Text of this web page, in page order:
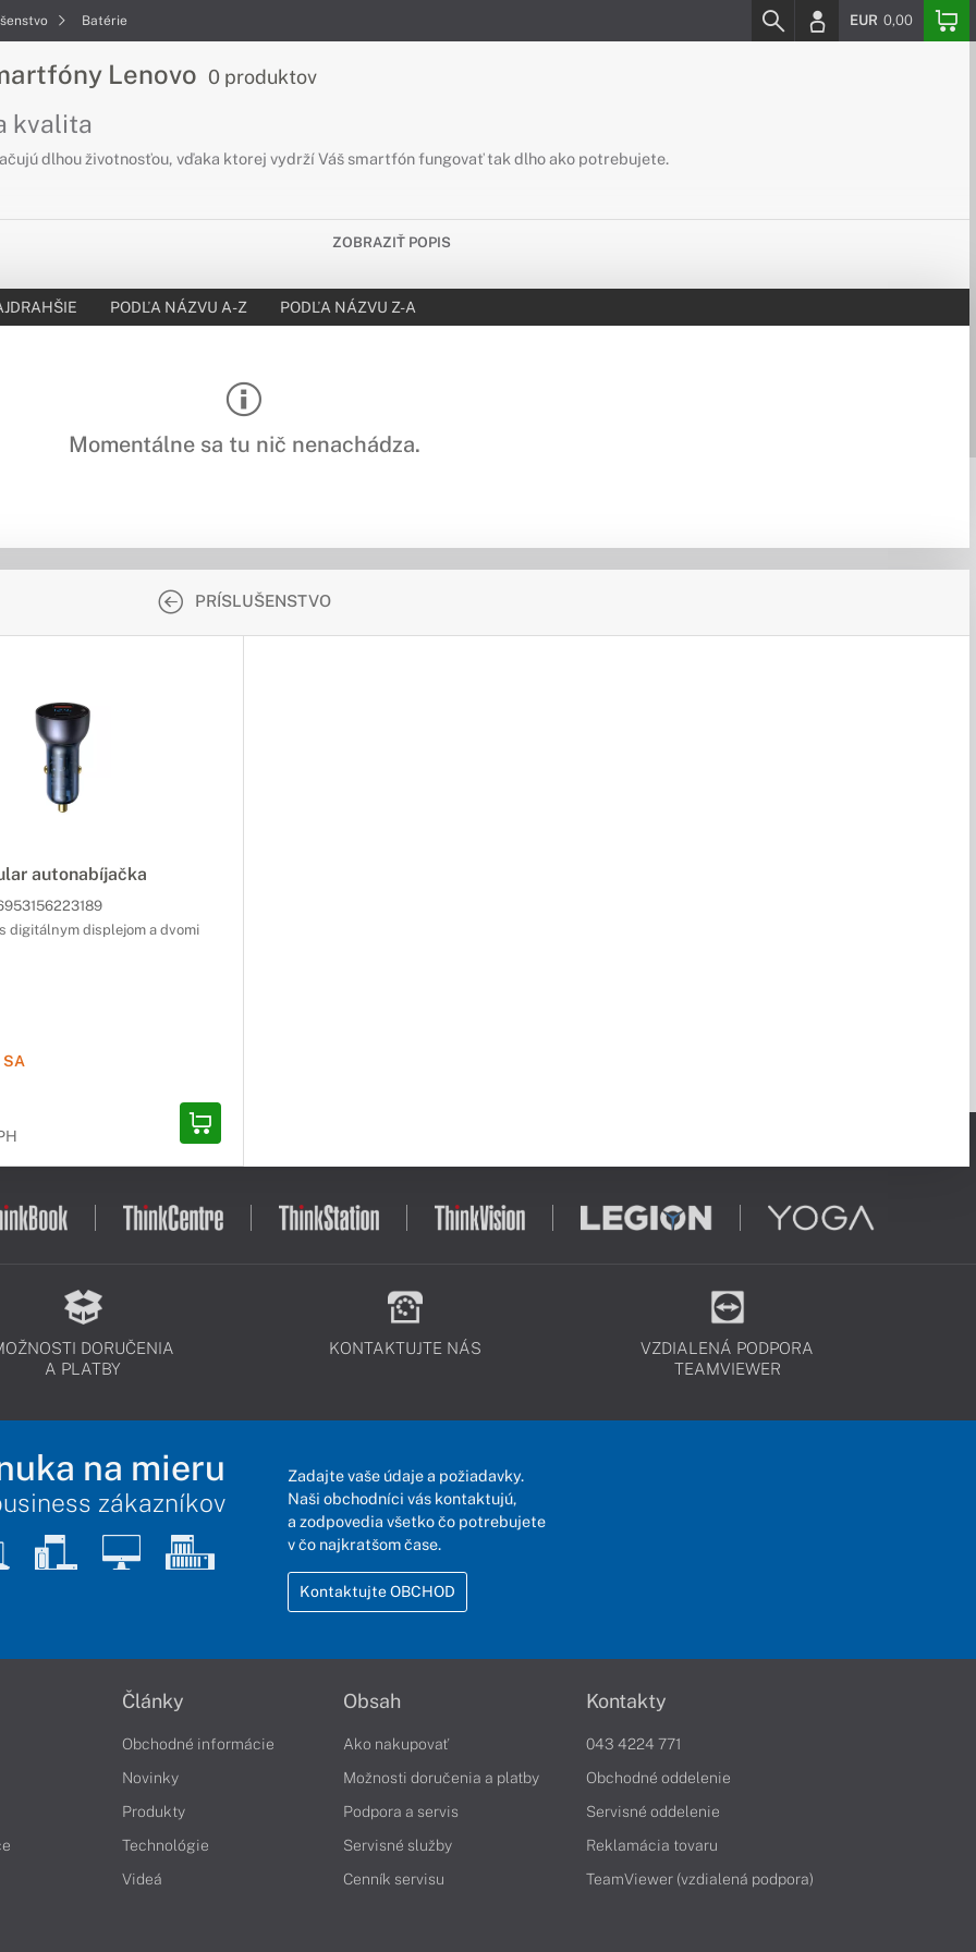
Batérie EUR 0,00
Lenovo 0 produktov
kvalita
dlhou životnosťou, vďaka ktorej vydrží Váš smartfón fungovať tak dlho ako potrebujete.
ZOBRAZIŤ POPIS
PODĽA NÁZVU A-Z PODĽA NÁZVU Z-A
Momentálne sa tu nič nenachádza.
PRÍSLUŠENSTVO
autonabíjačka
digitálnym displejom a dvomi
SA
DORUČENIA
A PLATBY
KONTAKTUJTE NÁS
VZDIALENÁ PODPORA
TEAMVIEWER
na mieru
zákazníkov
Zadajte vaše údaje a požiadavky.
Naši obchodníci vás kontaktujú,
a zodpovedia všetko čo potrebujete
v čo najkratšom čase.
Kontaktujte OBCHOD
Články
Obchodné informácie
Novinky
Produkty
Technológie
Videá
Obsah
Ako nakupovať
Možnosti doručenia a platby
Podpora a servis
Servisné služby
Cenník servisu
Kontakty
043 4224 771
Obchodné oddelenie
Servisné oddelenie
Reklamácia tovaru
TeamViewer (vzdialená podpora)